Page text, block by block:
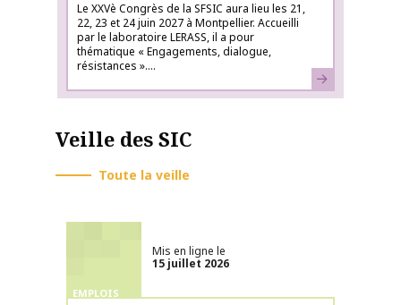
Le XXVè Congrès de la SFSIC aura lieu les 21,
22, 23 et 24 juin 2027 à Montpellier. Accueilli
par le laboratoire LERASS, il a pour
thématique « Engagements, dialogue,
résistances »....
En savoir plus
Veille des SIC
Toute la veille
EMPLOIS
Mis en ligne le
15 juillet 2026